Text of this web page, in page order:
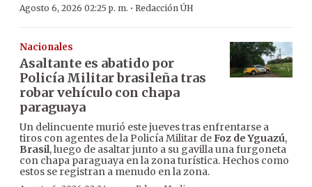
Agosto 6, 2026 02:25 p. m. · Redacción ÚH
Nacionales
Asaltante es abatido por
Policía Militar brasileña tras
robar vehículo con chapa
paraguaya
Un delincuente murió este jueves tras enfrentarse a
tiros con agentes de la Policía Militar deFoz de Yguazú,
Brasil, luego de asaltar junto a su gavilla una furgoneta
con chapa paraguaya en la zona turística. Hechos como
estos se registran a menudo en la zona.